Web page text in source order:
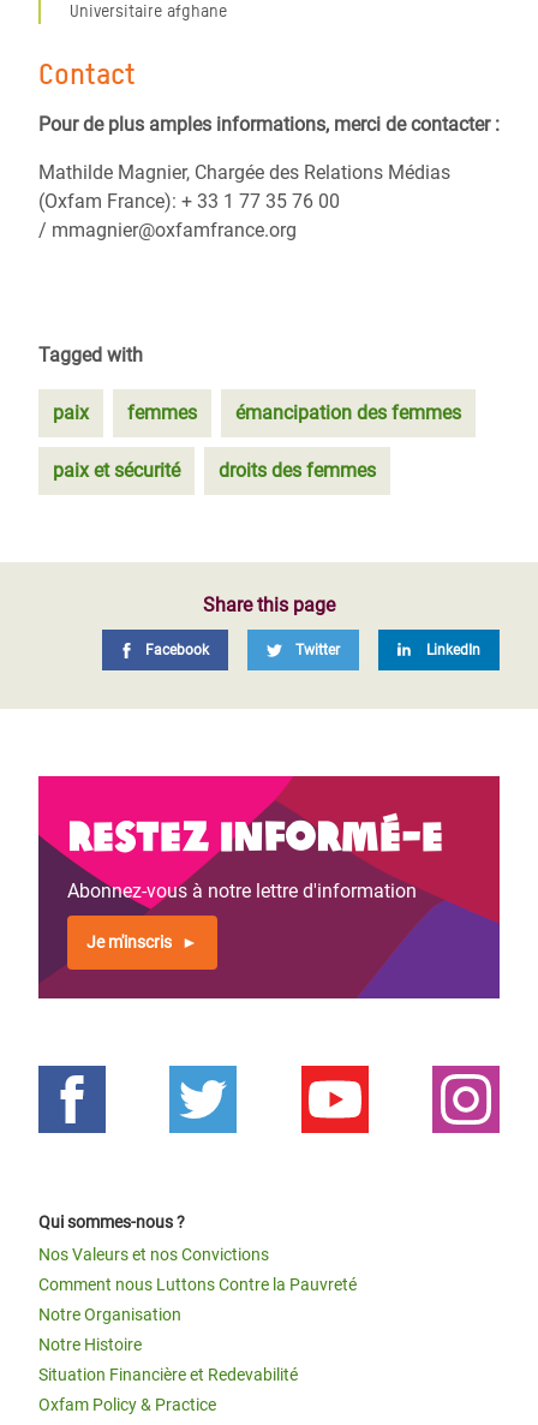
Universitaire afghane
Contact
Pour de plus amples informations, merci de contacter :
Mathilde Magnier, Chargée des Relations Médias
(Oxfam France): + 33 1 77 35 76 00
/ mmagnier@oxfamfrance.org
Tagged with
paix femmes émancipation des femmes
paix et sécurité droits des femmes
Share this page
Facebook Twitter LinkedIn
Restez informé-e
Abonnez-vous à notre lettre d'information
Je m'inscris
Qui sommes-nous ?
Nos Valeurs et nos Convictions
Comment nous Luttons Contre la Pauvreté
Notre Organisation
Notre Histoire
Situation Financière et Redevabilité
Oxfam Policy & Practice